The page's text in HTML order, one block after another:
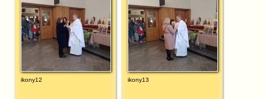
ikony12 ikony13